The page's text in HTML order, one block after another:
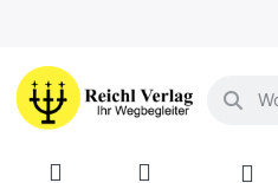
Geben